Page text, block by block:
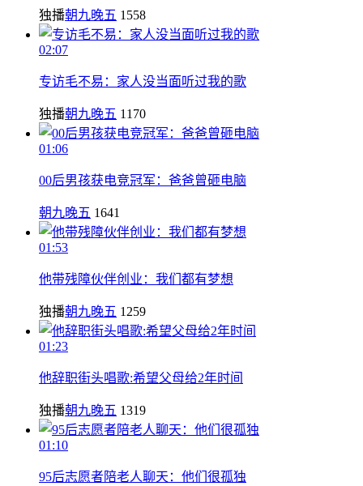
独播朝九晚五 1558
02:07
专访毛不易：家人没当面听过我的歌
独播朝九晚五 1170
01:06
00后男孩获电竞冠军：爸爸曾砸电脑
朝九晚五 1641
01:53
他带残障伙伴创业：我们都有梦想
独播朝九晚五 1259
01:23
他辞职街头唱歌:希望父母给2年时间
独播朝九晚五 1319
01:10
95后志愿者陪老人聊天：他们很孤独